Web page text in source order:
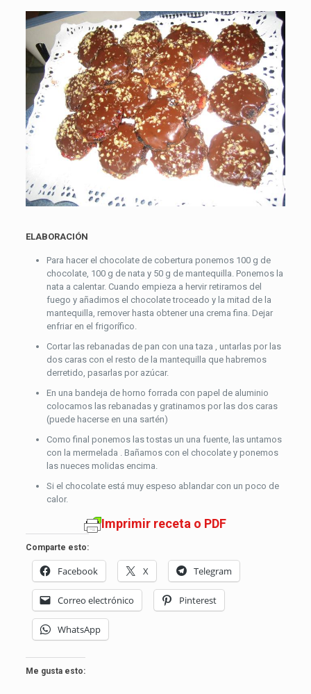
ELABORACIÓN
Para hacer el chocolate de cobertura ponemos 100 g de
chocolate, 100 g de nata y 50 g de mantequilla. Ponemos la
nata a calentar. Cuando empieza a hervir retiramos del
fuego y añadimos el chocolate troceado y la mitad de la
mantequilla, remover hasta obtener una crema fina. Dejar
enfriar en el frigorífico.
Cortar las rebanadas de pan con una taza , untarlas por las
dos caras con el resto de la mantequilla que habremos
derretido, pasarlas por azúcar.
En una bandeja de horno forrada con papel de aluminio
colocamos las rebanadas y gratinamos por las dos caras
(puede hacerse en una sartén)
Como final ponemos las tostas un una fuente, las untamos
con la mermelada . Bañamos con el chocolate y ponemos
las nueces molidas encima.
Si el chocolate está muy espeso ablandar con un poco de
calor.
Imprimir receta o PDF
Comparte esto:
Facebook X Telegram
Correo electrónico Pinterest
WhatsApp
Me gusta esto: